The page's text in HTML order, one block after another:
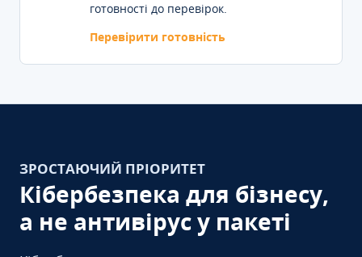
готовності до перевірок.
Перевірити готовність
ЗРОСТАЮЧИЙ ПРІОРИТЕТ
Кібербезпека для бізнесу,
а не антивірус у пакеті